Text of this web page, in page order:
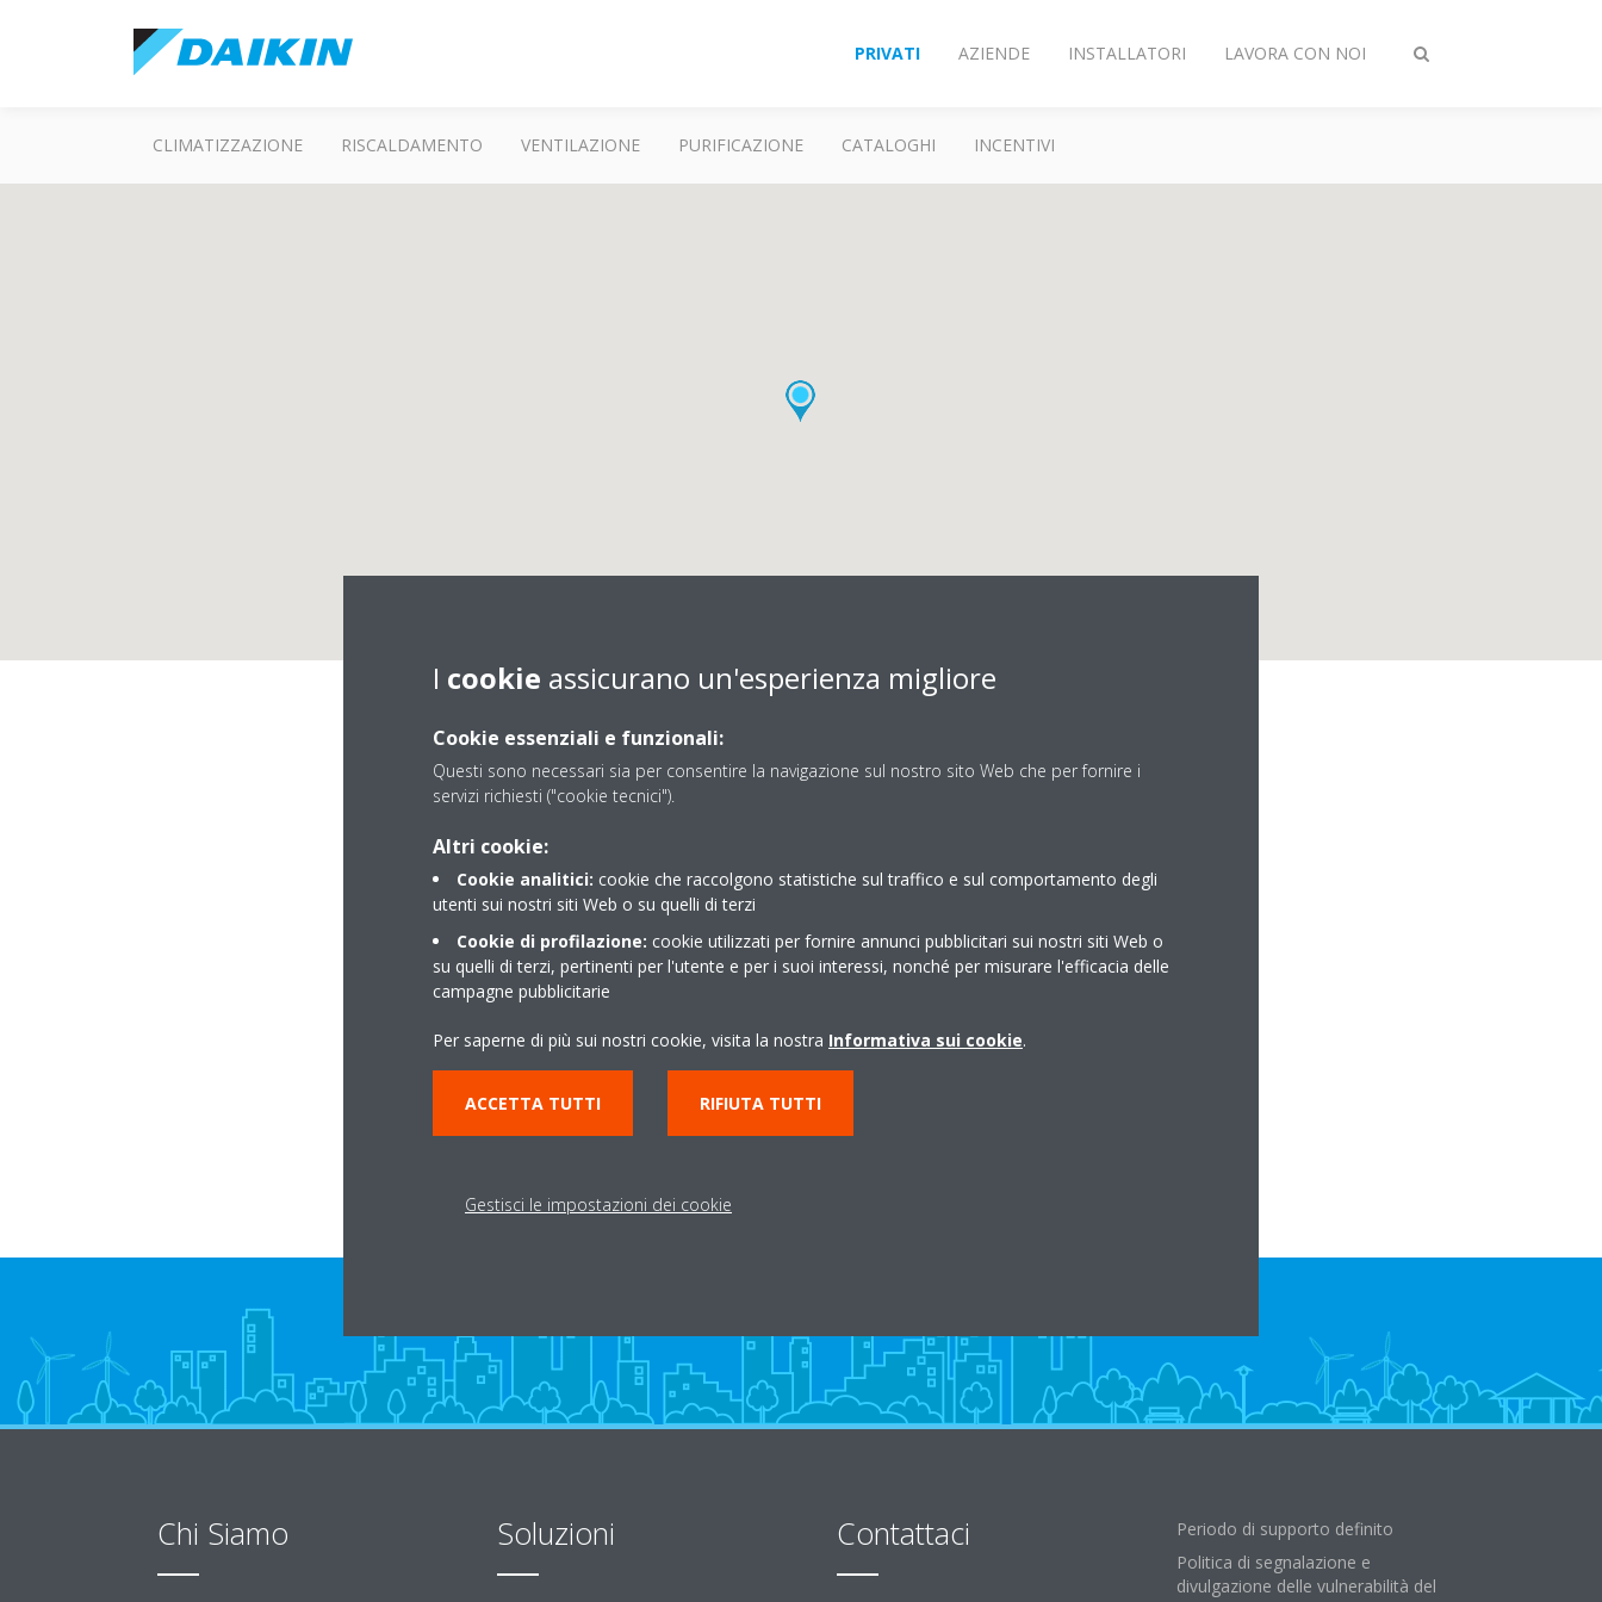
Attiva/disattiva
PRIVATI AZIENDE INSTALLATORI LAVORA CON NOI
CLIMATIZZAZIONE RISCALDAMENTO VENTILAZIONE PURIFICAZIONE CATALOGHI INCENTIVI
BUSI IMPIANTI S.R.L.
Via Bologna, 24
44122 FERRARA
0532 790749
Chi Siamo Soluzioni Contattaci
Periodo di supporto definito
Politica di segnalazione e
divulgazione delle vulnerabilità del
I cookie assicurano un'esperienza migliore
Cookie essenziali e funzionali:
Questi sono necessari sia per consentire la navigazione sul nostro sito Web che per fornire i
servizi richiesti ("cookie tecnici").
Altri cookie:
Cookie analitici: cookie che raccolgono statistiche sul traffico e sul comportamento degli
utenti sui nostri siti Web o su quelli di terzi
Cookie di profilazione: cookie utilizzati per fornire annunci pubblicitari sui nostri siti Web o
su quelli di terzi, pertinenti per l'utente e per i suoi interessi, nonché per misurare l'efficacia delle
campagne pubblicitarie
Per saperne di più sui nostri cookie, visita la nostra Informativa sui cookie.
ACCETTA TUTTI RIFIUTA TUTTI
Gestisci le impostazioni dei cookie